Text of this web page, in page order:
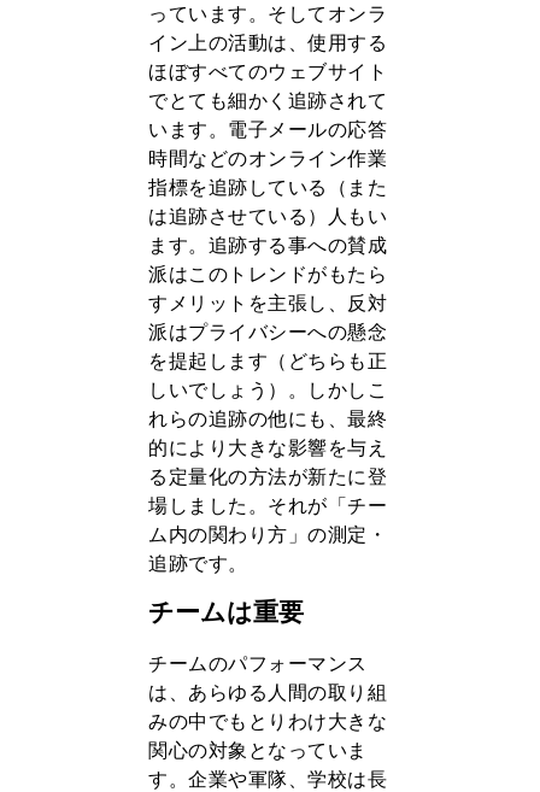
っています。そしてオンラ
イン上の活動は、使用する
ほぼすべてのウェブサイト
でとても細かく追跡されて
います。電子メールの応答
時間などのオンライン作業
指標を追跡している（また
は追跡させている）人もい
ます。追跡する事への賛成
派はこのトレンドがもたら
すメリットを主張し、反対
派はプライバシーへの懸念
を提起します（どちらも正
しいでしょう）。しかしこ
れらの追跡の他にも、最終
的により大きな影響を与え
る定量化の方法が新たに登
場しました。それが「チー
ム内の関わり方」の測定・
追跡です。
チームは重要
チームのパフォーマンス
は、あらゆる人間の取り組
みの中でもとりわけ大きな
関心の対象となっていま
す。企業や軍隊、学校は長